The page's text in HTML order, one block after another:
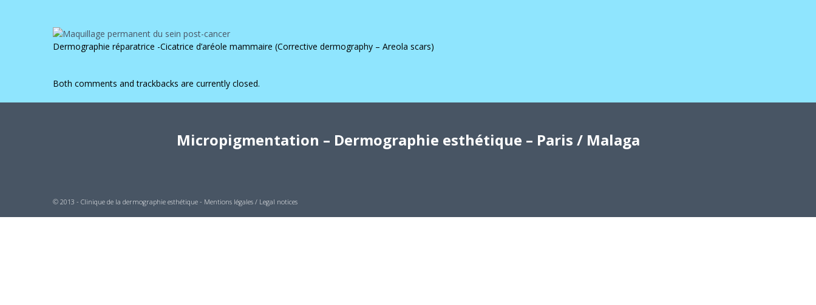
Dermographie réparatrice -Cicatrice d’aréole mammaire (Corrective dermography – Areola scars)
Both comments and trackbacks are currently closed.
Micropigmentation – Dermographie esthétique – Paris / Malaga
© 2013 - Clinique de la dermographie esthétique - Mentions légales / Legal notices